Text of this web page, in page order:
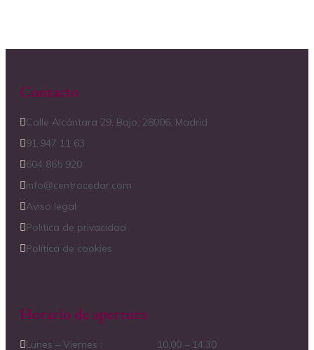
Contacto
Calle Alcántara 29, Bajo, 28006, Madrid
91 947 11 63
604 865 920
info@centrocedar.com
Aviso legal
Politica de privacidad
Política de cookies
Horario de apertura
Lunes – Viernes : 10.00 – 14.30